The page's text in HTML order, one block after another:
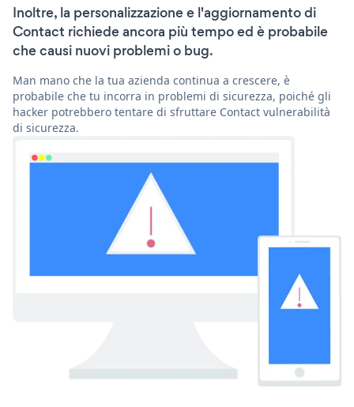
Inoltre, la personalizzazione e l'aggiornamento di
Contact richiede ancora più tempo ed è probabile
che causi nuovi problemi o bug.
Man mano che la tua azienda continua a crescere, è
probabile che tu incorra in problemi di sicurezza, poiché gli
hacker potrebbero tentare di sfruttare Contact vulnerabilità
di sicurezza.